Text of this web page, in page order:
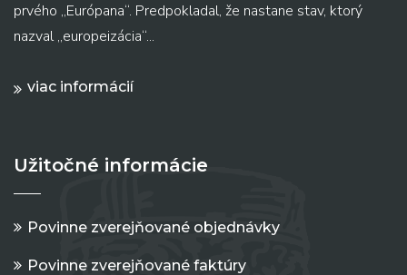
prvého „Európana“. Predpokladal, že nastane stav, ktorý
nazval „europeizácia“...
viac informácií
Užitočné informácie
Povinne zverejňované objednávky
Povinne zverejňované faktúry